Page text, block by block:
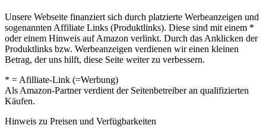
Unsere Webseite finanziert sich durch platzierte Werbeanzeigen und
sogenannten Affiliate Links (Produktlinks). Diese sind mit einem *
oder einem Hinweis auf Amazon verlinkt. Durch das Anklicken der
Produktlinks bzw. Werbeanzeigen verdienen wir einen kleinen
Betrag, der uns hilft, diese Seite weiter zu verbessern.
* = Afilliate-Link (=Werbung)
Als Amazon-Partner verdient der Seitenbetreiber an qualifizierten
Käufen.
Hinweis zu Preisen und Verfügbarkeiten